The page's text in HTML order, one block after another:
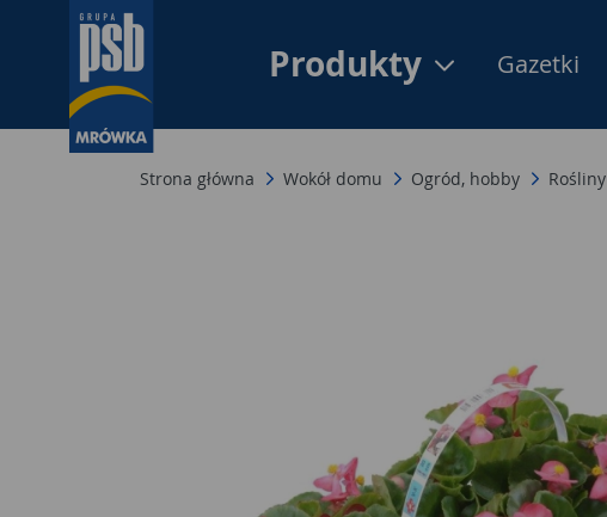
Produkty Gazetki
Strona główna Wokół domu Ogród, hobby Rośliny